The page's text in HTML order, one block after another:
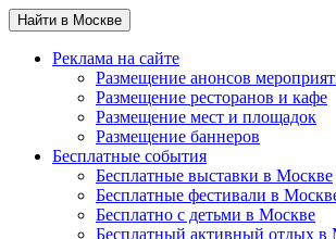
Найти в Москве
Реклама на сайте
Размещение анонсов
Размещение ресторанов и кафе
Размещение мест и площадок
Размещение баннеров
Бесплатные события
Бесплатные выставки в Москве
Бесплатные фестивали в
Бесплатно с детьми в Москве
Бесплатный активный отдых в